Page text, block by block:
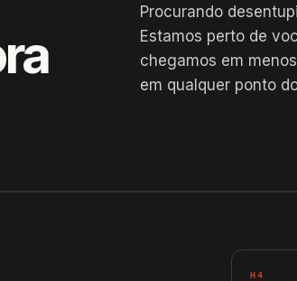
Procurando
Estamos perto de
chegamos em
em qualquer ponto
H4